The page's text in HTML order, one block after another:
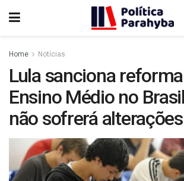
Home Notícias
Lula sanciona
Ensino Médio no
não sofrerá alterações